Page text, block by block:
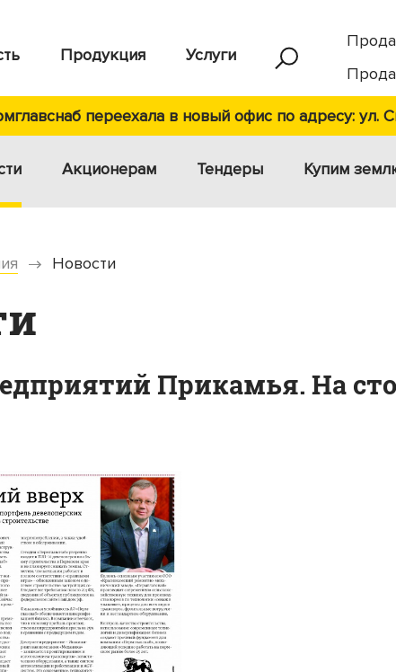
Продукция Услуги
переехала в новый офис по адресу: ул.
Акционерам Тендеры Купим
Новости
Прикамья. На